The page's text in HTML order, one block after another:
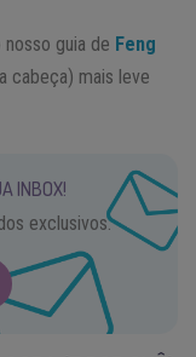
nosso guia de Feng
cabeça) mais leve
INBOX!
exclusivos.